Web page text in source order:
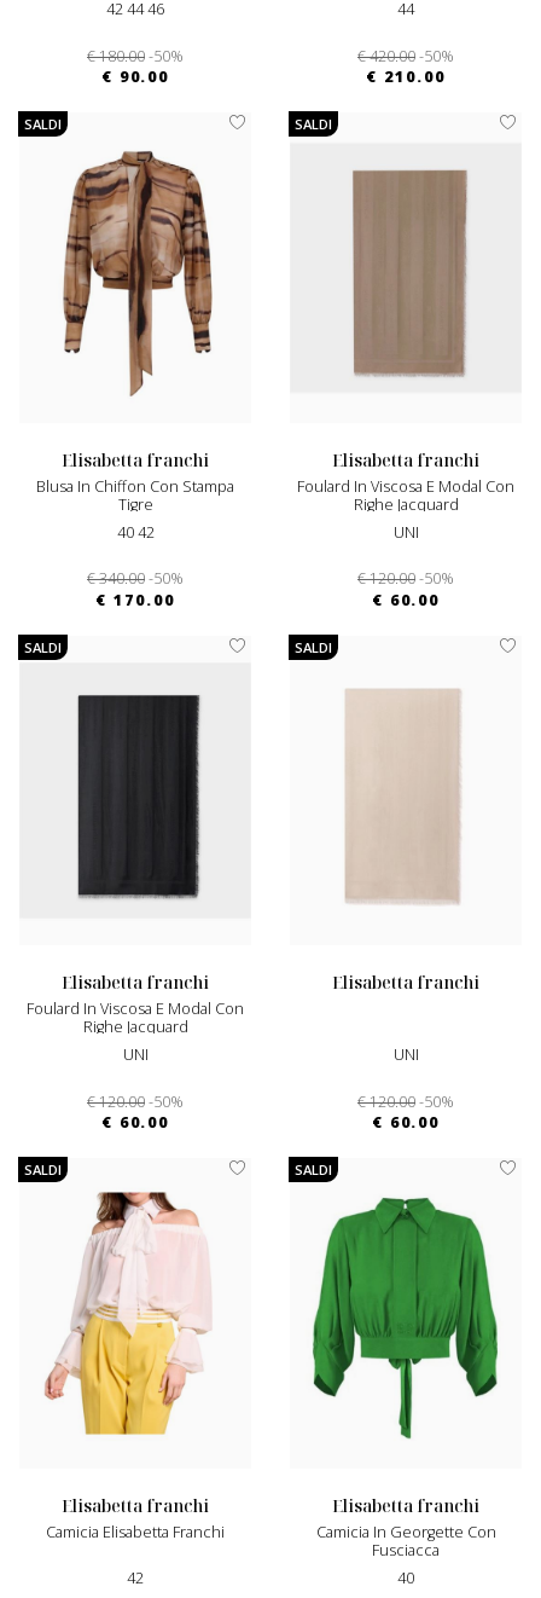
42 44 46
€ 180.00-50%
€ 90.00
44
€ 420.00-50%
€ 210.00
SALDI
elisabetta franchi
Blusa In Chiffon Con Stampa
Tigre
40 42
€ 340.00-50%
€ 170.00
SALDI
elisabetta franchi
Foulard In Viscosa E Modal Con
Righe Jacquard
UNI
€ 120.00-50%
€ 60.00
SALDI
elisabetta franchi
Foulard In Viscosa E Modal Con
Righe Jacquard
UNI
€ 120.00-50%
€ 60.00
SALDI
elisabetta franchi
UNI
€ 120.00-50%
€ 60.00
SALDI
elisabetta franchi
Camicia Elisabetta Franchi
42
SALDI
elisabetta franchi
Camicia In Georgette Con
Fusciacca
40